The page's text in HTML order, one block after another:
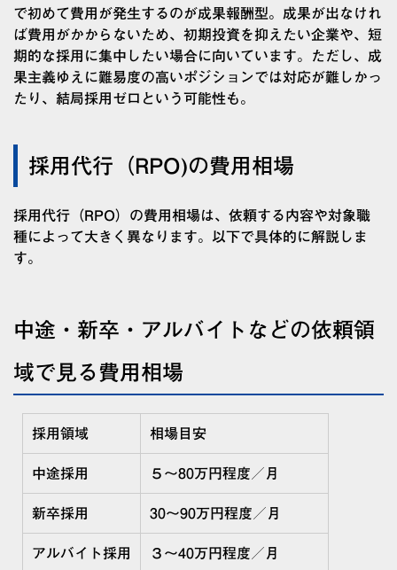
で初めて費用が発生するのが成果報酬型。成果が出なけれ
ば費用がかからないため、初期投資を抑えたい企業や、短
期的な採用に集中したい場合に向いています。ただし、成
果主義ゆえに難易度の高いポジションでは対応が難しかっ
たり、結局採用ゼロという可能性も。
採用代行（RPO)の費用相場
採用代行（RPO）の費用相場は、依頼する内容や対象職
種によって大きく異なります。以下で具体的に解説しま
す。
中途・新卒・アルバイトなどの依頼領
域で見る費用相場
採用領域 相場目安
中途採用 ５〜80万円程度／月
新卒採用 30〜90万円程度／月
アルバイト採用 ３〜40万円程度／月